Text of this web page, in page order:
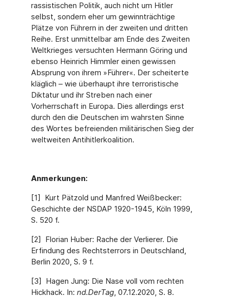
rassistischen Politik, auch nicht um Hitler
selbst, sondern eher um gewinnträchtige
Plätze von Führern in der zweiten und dritten
Reihe. Erst unmittelbar am Ende des Zweiten
Weltkrieges versuchten Hermann Göring und
ebenso Heinrich Himmler einen gewissen
Absprung von ihrem »Führer«. Der scheiterte
kläglich – wie überhaupt ihre terroristische
Diktatur und ihr Streben nach einer
Vorherrschaft in Europa. Dies allerdings erst
durch den die Deutschen im wahrsten Sinne
des Wortes befreienden militärischen Sieg der
weltweiten Antihitlerkoalition.
Anmerkungen:
[1] Kurt Pätzold und Manfred Weißbecker:
Geschichte der NSDAP 1920-1945, Köln 1999,
S. 520 f.
[2] Florian Huber: Rache der Verlierer. Die
Erfindung des Rechtsterrors in Deutschland,
Berlin 2020, S. 9 f.
[3] Hagen Jung: Die Nase voll vom rechten
Hickhack. In: nd.DerTag, 07.12.2020, S. 8.